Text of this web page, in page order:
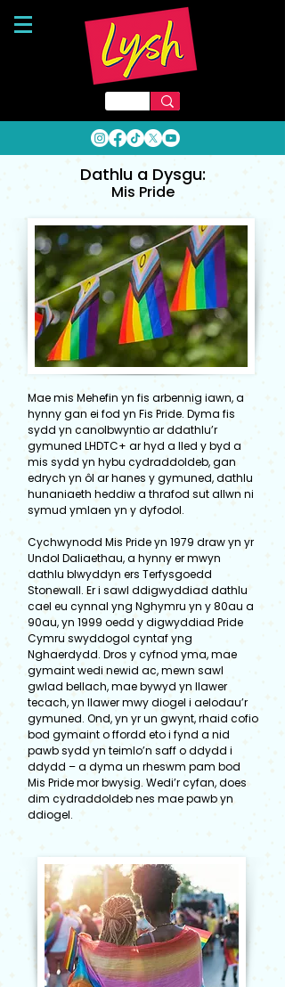
Dathlu a Dysgu:
Mis Pride
Mae mis Mehefin yn fis arbennig iawn, a
hynny gan ei fod yn Fis Pride. Dyma fis
sydd yn canolbwyntio ar ddathlu’r
gymuned LHDTC+ ar hyd a lled y byd a
mis sydd yn hybu cydraddoldeb, gan
edrych yn ôl ar hanes y gymuned, dathlu
hunaniaeth heddiw a thrafod sut allwn ni
symud ymlaen yn y dyfodol.
Cychwynodd Mis Pride yn 1979 draw yn yr
Undol Daliaethau, a hynny er mwyn
dathlu blwyddyn ers Terfysgoedd
Stonewall. Er i sawl ddigwyddiad dathlu
cael eu cynnal yng Nghymru yn y 80au a
90au, yn 1999 oedd y digwyddiad Pride
Cymru swyddogol cyntaf yng
Nghaerdydd. Dros y cyfnod yma, mae
gymaint wedi newid ac, mewn sawl
gwlad bellach, mae bywyd yn llawer
tecach, yn llawer mwy diogel i aelodau’r
gymuned. Ond, yn yr un gwynt, rhaid cofio
bod gymaint o ffordd eto i fynd a nid
pawb sydd yn teimlo’n saff o ddydd i
ddydd – a dyma un rheswm pam bod
Mis Pride mor bwysig. Wedi’r cyfan, does
dim cydraddoldeb nes mae pawb yn
ddiogel.